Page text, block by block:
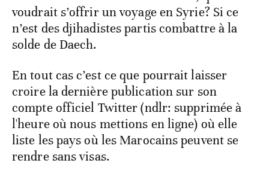
voudrait s’offrir un voyage en Syrie? Si ce
n’est des djihadistes partis combattre à la
solde de Daech.
En tout cas c’est ce que pourrait laisser
croire la dernière publication sur son
compte officiel Twitter (ndlr: supprimée à
l'heure où nous mettions en ligne) où elle
liste les pays où les Marocains peuvent se
rendre sans visas.